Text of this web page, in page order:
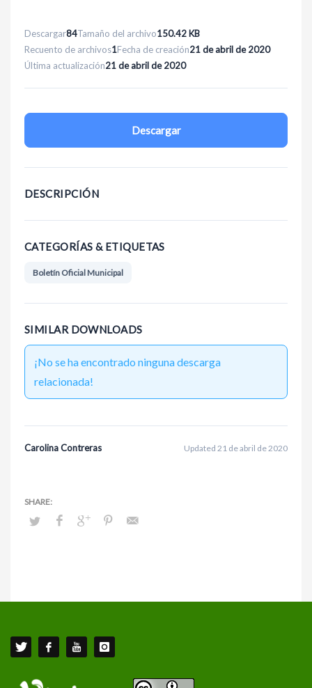
Descargar84Tamaño del archivo150.42 KB
Recuento de archivos1Fecha de creación21 de abril de 2020
Última actualización21 de abril de 2020
Descargar
DESCRIPCIÓN
CATEGORÍAS & ETIQUETAS
Boletín Oficial Municipal
SIMILAR DOWNLOADS
¡No se ha encontrado ninguna descarga
relacionada!
Carolina Contreras Updated 21 de abril de 2020